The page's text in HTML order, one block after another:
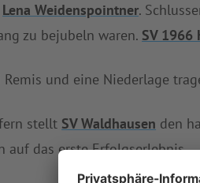
Lena Weidenspointner.
zu bejubeln waren. SV 1966
Remis und eine Niederlage
stellt SV Waldhausen den
auf das erste Erfolgserlebnis.